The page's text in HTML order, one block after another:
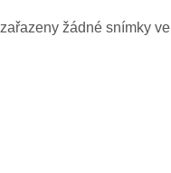
žádné snímky ve